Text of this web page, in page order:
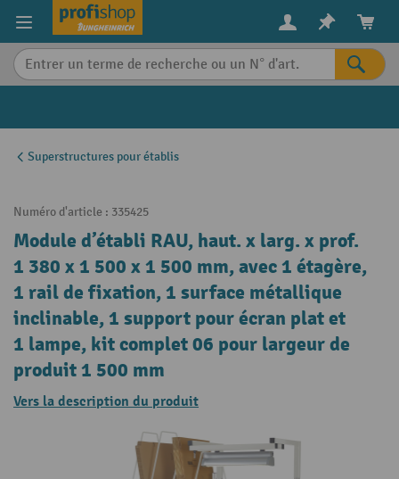
content
Superstructures pour établis
Numéro d'article : 335425
Module d’établi RAU, haut. x larg. x prof.
1 380 x 1 500 x 1 500 mm, avec 1 étagère,
1 rail de fixation, 1 surface métallique
inclinable, 1 support pour écran plat et
1 lampe, kit complet 06 pour largeur de
produit 1 500 mm
Vers la description du produit